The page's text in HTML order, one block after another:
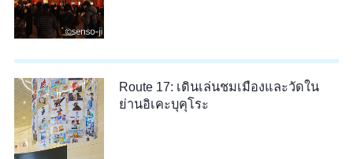
Route 17: เดินเล่นชมเมืองและวัดใน
ย่านอิเคะบุคุโระ